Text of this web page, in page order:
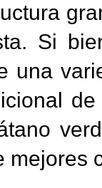
Si
una
mejores